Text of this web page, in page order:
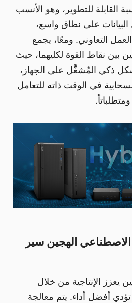
القابلة للتطوير، وهو الأنسب
البيانات على نطاق واسع،
التعاوني. ومعًا، يجمع
بين نقاط القوة لكليهما، حيث
ذكي المُشغَّل على الجهاز،
في الوقت ذاته للتعامل
الهجين سير
يعزز الإنتاجية من خلال
أفضل أداء. يتم معالجة